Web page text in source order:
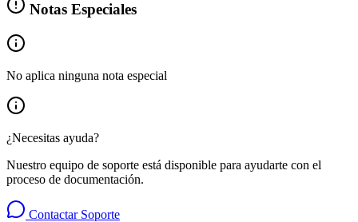
Notas Especiales
No aplica ninguna nota especial
¿Necesitas ayuda?
Nuestro equipo de soporte está disponible para ayudarte con el
proceso de documentación.
Contactar Soporte